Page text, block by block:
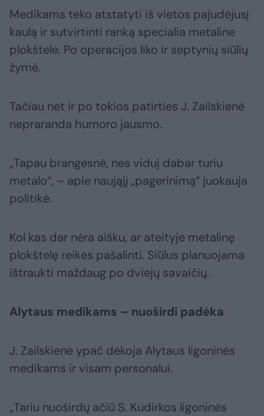
Medikams teko atstatyti iš vietos pajudėjusį
kaulą ir sutvirtinti ranką specialia metaline
plokštele. Po operacijos liko ir septynių siūlių
žymė.
Tačiau net ir po tokios patirties J. Zailskienė
nepraranda humoro jausmo.
„Tapau brangesnė, nes viduj dabar turiu
metalo“, – apie naująjį „pagerinimą“ juokauja
politikė.
Kol kas dar nėra aišku, ar ateityje metalinę
plokštelę reikės pašalinti. Siūlus planuojama
ištraukti maždaug po dviejų savaičių.
Alytaus medikams – nuoširdi padėka
J. Zailskienė ypač dėkoja Alytaus ligoninės
medikams ir visam personalui.
„Tariu nuoširdų ačiū S. Kudirkos ligoninės